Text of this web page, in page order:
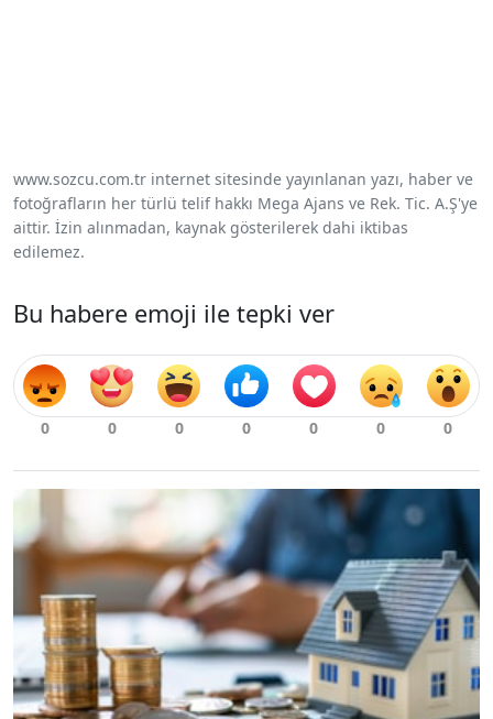
www.sozcu.com.tr internet sitesinde yayınlanan yazı, haber ve
fotoğrafların her türlü telif hakkı Mega Ajans ve Rek. Tic. A.Ş'ye
aittir. İzin alınmadan, kaynak gösterilerek dahi iktibas
edilemez.
Bu habere emoji ile tepki ver